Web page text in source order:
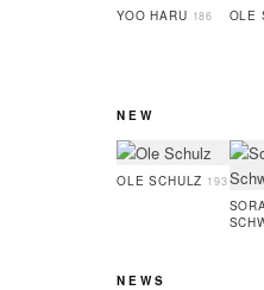
YOO HARU 186 OLE
NEW
OLE SCHULZ 193
NEWS